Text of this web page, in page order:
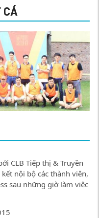
CÁ
CLB Tiếp thị & Truyền
nội bộ các thành viên,
sau những giờ làm việc